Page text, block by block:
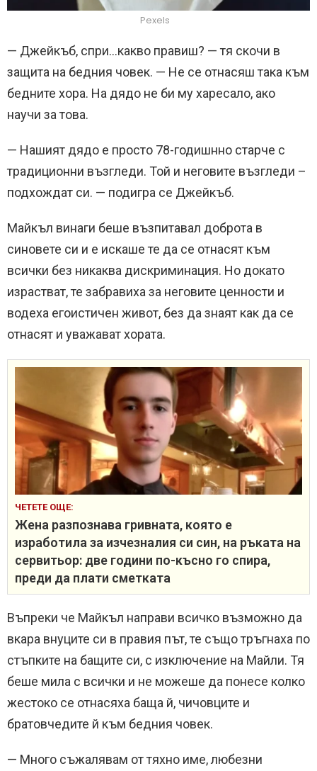
Pexels
— Джейкъб, спри…какво правиш? — тя скочи в
защита на бедния човек. — Не се отнасяш така към
бедните хора. На дядо не би му харесало, ако
научи за това.
— Нашият дядо е просто 78-годишнно старче с
традиционни възгледи. Той и неговите възгледи –
подхождат си. — подигра се Джейкъб.
Майкъл винаги беше възпитавал доброта в
синовете си и е искаше те да се отнасят към
всички без никаква дискриминация. Но докато
израстват, те забравиха за неговите ценности и
водеха егоистичен живот, без да знаят как да се
отнасят и уважават хората.
ЧЕТЕТЕ ОЩЕ:
Жена разпознава гривната, която е
изработила за изчезналия си син, на ръката на
сервитьор: две години по-късно го спира,
преди да плати сметката
Въпреки че Майкъл направи всичко възможно да
вкара внуците си в правия път, те също тръгнаха по
стъпките на бащите си, с изключение на Майли. Тя
беше мила с всички и не можеше да понесе колко
жестоко се отнасяха баща й, чичовците и
братовчедите й към бедния човек.
— Много съжалявам от тяхно име, любезни